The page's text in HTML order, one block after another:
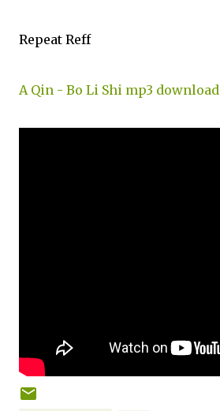
Repeat Reff
A Qin - Bo Li Shi mp3 download